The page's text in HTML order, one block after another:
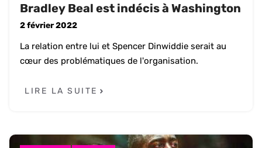
Bradley Beal est indécis à Washington
2 février 2022
La relation entre lui et Spencer Dinwiddie serait au
cœur des problématiques de l'organisation.
LIRE LA SUITE